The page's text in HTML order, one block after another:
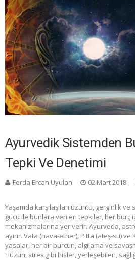
Ayurvedik Sistemden
Tepki Ve Denetimi
Ferda Ercan Uyulan 02 Mart 2018
Yaşamda karşılaşılan üzüntü, gerginlik
gücü ile bunlara verilen tepkiler, her burç
mekanizmalarına yer verir. Ayurveda,
ayırır. Vata (hava-ether), Pitta (ateş-su)
yasalar, her bir burcun, algılama ve
Hüzün, stres gibi hisler, yerleşebilen,